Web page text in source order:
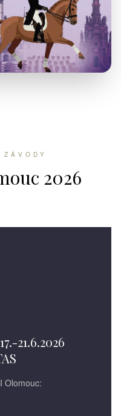
2026
21.6.2026
Olomouc: